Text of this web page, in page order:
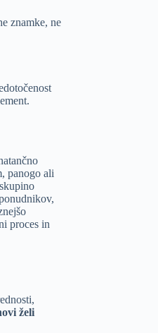
znamke, ne
.
panogo ali
proces in
želi